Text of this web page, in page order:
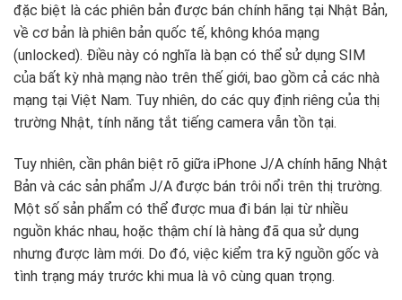
đặc biệt là các phiên bản được bán chính hãng tại Nhật Bản,
về cơ bản là phiên bản quốc tế, không khóa mạng
(unlocked). Điều này có nghĩa là bạn có thể sử dụng SIM
của bất kỳ nhà mạng nào trên thế giới, bao gồm cả các nhà
mạng tại Việt Nam. Tuy nhiên, do các quy định riêng của thị
trường Nhật, tính năng tắt tiếng camera vẫn tồn tại.
Tuy nhiên, cần phân biệt rõ giữa iPhone J/A chính hãng Nhật
Bản và các sản phẩm J/A được bán trôi nổi trên thị trường.
Một số sản phẩm có thể được mua đi bán lại từ nhiều
nguồn khác nhau, hoặc thậm chí là hàng đã qua sử dụng
nhưng được làm mới. Do đó, việc kiểm tra kỹ nguồn gốc và
tình trạng máy trước khi mua là vô cùng quan trọng.